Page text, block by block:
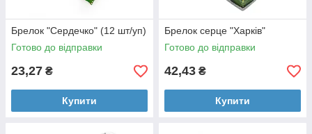
Брелок "Сердечко" (12 шт/уп)
Готово до відправки
23,27 ₴
Купити
Брелок серце "Харків"
Готово до відправки
42,43 ₴
Купити